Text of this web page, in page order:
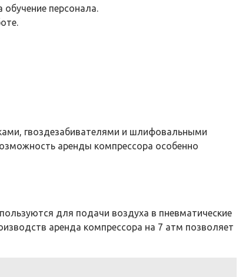
персонала.
гвоздезабивателями и шлифовальными
аренды компрессора особенно
для подачи воздуха в пневматические
аренда компрессора на 7 атм позволяет